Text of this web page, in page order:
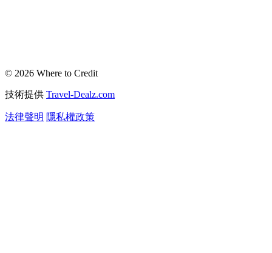
© 2026 Where to Credit
技術提供 Travel-Dealz.com
法律聲明 隱私權政策